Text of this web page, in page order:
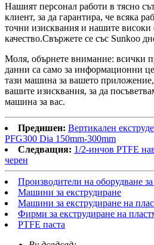
Нашият персонал работи в тясно
клиент, за да гарантира, че всяка
точни изисквания и нашите високи
качество.Свържете се със Sunkoo
Моля, обърнете внимание: всички
данни са само за информационни
тази машина за вашето
вашите изисквания, за да
машина за вас.
Предишен: Вертикален
PFG300 Dia 150mm-300mm
Следващия: 1/2-инчов PTFE
черен
Производители на оборудване
Машини за екструдиране
Машини за екструдиране на
Фирми за екструдиране на
PTFE паста